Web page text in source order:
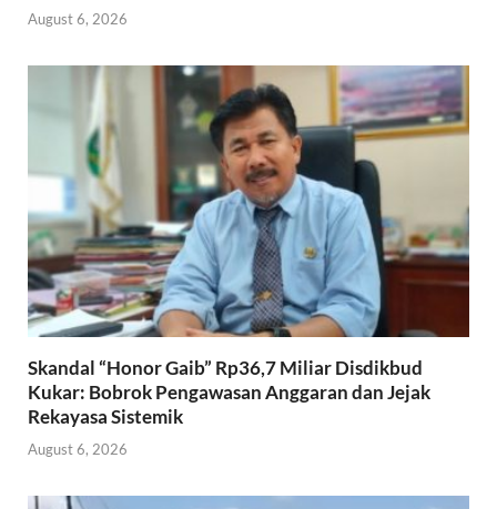
August 6, 2026
Skandal “Honor Gaib” Rp36,7 Miliar Disdikbud
Kukar: Bobrok Pengawasan Anggaran dan Jejak
Rekayasa Sistemik
August 6, 2026